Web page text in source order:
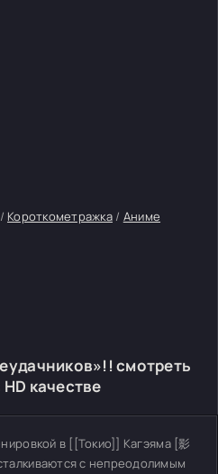
/ Короткометражка/ Аниме
смотреть
качестве
в [[Токио]] Кагэяма [影
с непреодолимым